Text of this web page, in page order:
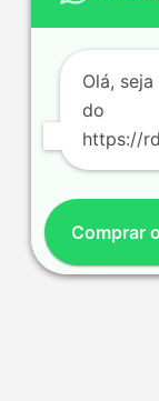
clara. A
contato ao
as
Olá,
do
https://